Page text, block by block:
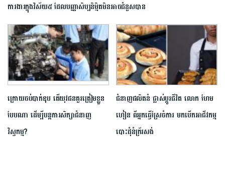
ការងារក្នុងវិស័យ៥ ដែលបញ្ញាសិប្បនិម្មិតមិនអាចជំនួសបាន
ក្រោយចប់បាក់ឌុប តើយុវជនគួរត្រៀមខ្លួន
បែបណា ដើម្បីបន្តការសិក្សាជំនាញ
វិស្វកម្ម?
ជំនាញផលិតនំ ផ្លាស់ប្ដូរជីវិត លោក ហែម
ហៀន ពីអ្នក​ធ្វើស្រែចំការ មកបើកអាជីវកម្ម
បោះដុំនំក្រ័រសង់